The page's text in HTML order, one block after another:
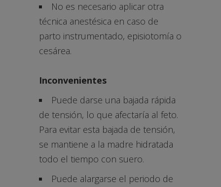
No es necesario aplicar otra
técnica anestésica en caso de
parto instrumentado, episiotomía o
cesárea.
Inconvenientes
Puede darse una bajada rápida
de tensión, lo que afectaría al feto.
Para evitar esta bajada de tensión,
se mantiene a la madre hidratada
todo el tiempo con suero.
Puede alargarse el periodo de